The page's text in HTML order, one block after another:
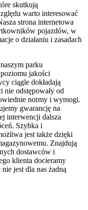
skutkują
warto interesować
strona internetowa
pojazdów, w
o działaniu i zasadach
parku
jakości
ciągle dokładają
nie odstępowały od
normy i wymogi.
gwarancję na
interwencji dalsza
Szybka i
jest także dzięki
Znajdują
dostawców i
klienta docieramy
jest dla nas żadną